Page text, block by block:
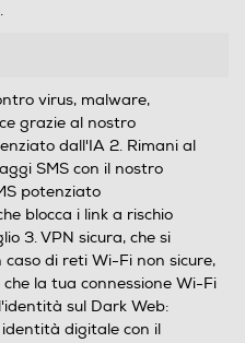
virus, malware,
grazie al nostro
dall'IA 2. Rimani al
SMS con il nostro
potenziato
blocca i link a rischio
3. VPN sicura, che si
di reti Wi-Fi non sicure,
la tua connessione Wi-Fi
sul Dark Web:
digitale con il